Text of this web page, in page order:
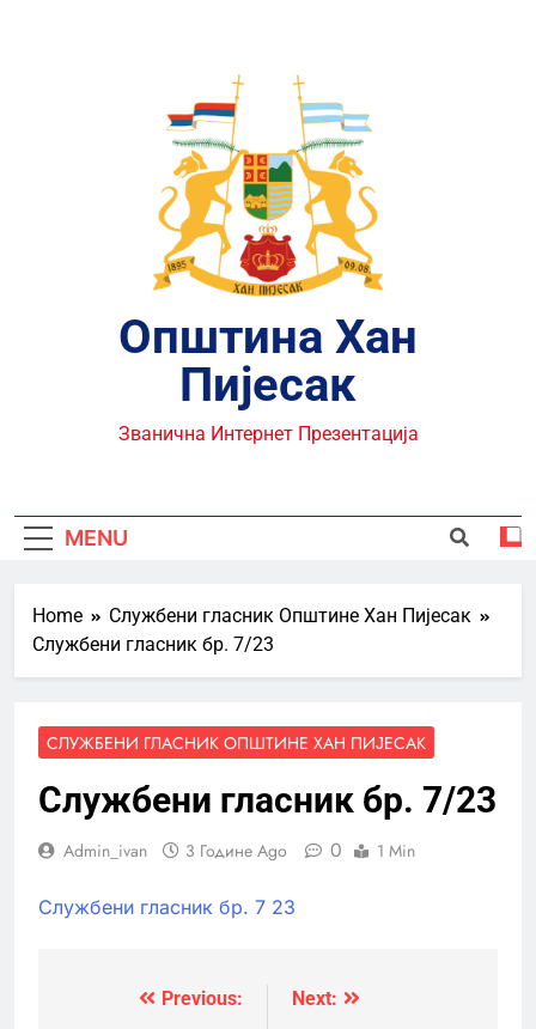
Општина Хан
Пијесак
Званична Интернет Презентација
MENU
Home
Службени гласник Општине Хан Пијесак
Службени гласник бр. 7/23
СЛУЖБЕНИ ГЛАСНИК ОПШТИНЕ ХАН ПИЈЕСАК
Службени гласник бр. 7/23
Admin_ivan 3 Године Ago 0 1 Min
Службени гласник бр. 7 23
КретањеPrevious:
Next: